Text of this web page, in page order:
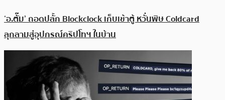
‘อ.ตั๊ม’ ถอดปลั้ก Blockclock เก็บเข้าตู้ หวั่นพิษ Coldcard
ลุกลามสู่อุปกรณ์คริปโทฯ ในบ้าน